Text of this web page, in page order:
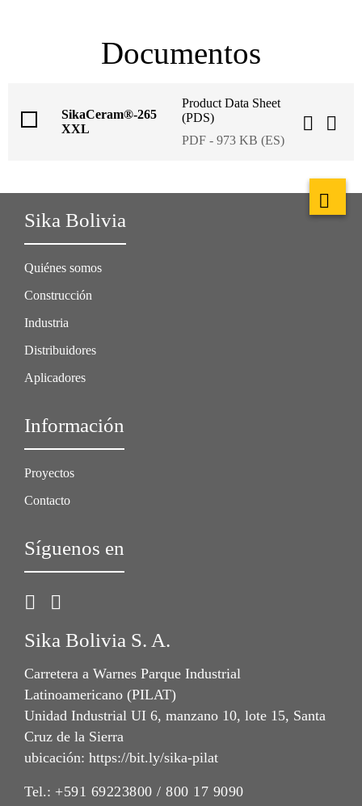
Documentos
SikaCeram®-265
XXL
Product Data Sheet
(PDS)
PDF - 973 KB (ES)
Sika Bolivia
Quiénes somos
Construcción
Industria
Distribuidores
Aplicadores
Información
Proyectos
Contacto
Síguenos en
Sika Bolivia S. A.
Carretera a Warnes Parque Industrial
Latinoamericano (PILAT)
Unidad Industrial UI 6, manzano 10, lote 15, Santa
Cruz de la Sierra
ubicación: https://bit.ly/sika-pilat
Tel.: +591 69223800 / 800 17 9090